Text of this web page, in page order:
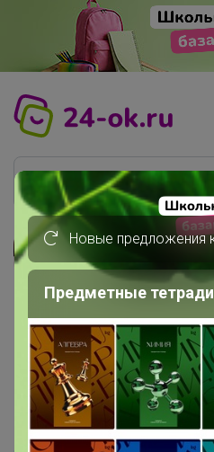
Главная
alenka
СП79 RomGil -
Архив
RomGil Жилет женский
Новые предложения
Предметные тетради